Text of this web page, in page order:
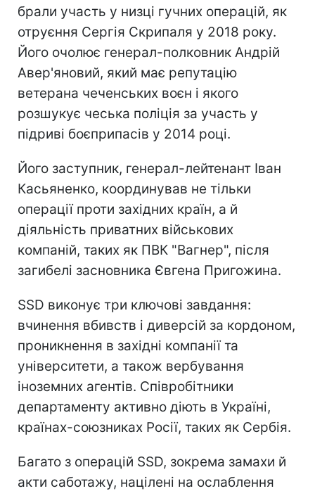
брали участь у низці гучних операцій, як
отруєння Сергія Скрипаля у 2018 року.
Його очолює генерал-полковник Андрій
Авер'яновий, який має репутацію
ветерана чеченських воєн і якого
розшукує чеська поліція за участь у
підриві боєприпасів у 2014 році.
Його заступник, генерал-лейтенант Іван
Касьяненко, координував не тільки
операції проти західних країн, а й
діяльність приватних військових
компаній, таких як ПВК "Вагнер", після
загибелі засновника Євгена Пригожина.
SSD виконує три ключові завдання:
вчинення вбивств і диверсій за кордоном,
проникнення в західні компанії та
університети, а також вербування
іноземних агентів. Співробітники
департаменту активно діють в Україні,
країнах-союзниках Росії, таких як Сербія.
Багато з операцій SSD, зокрема замахи й
акти саботажу, націлені на ослаблення